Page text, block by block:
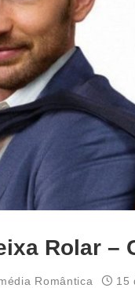
Rolar –
Romântica 15